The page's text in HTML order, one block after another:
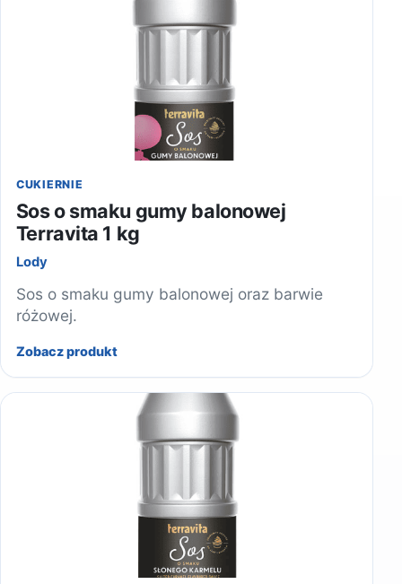
CUKIERNIE
Sos o smaku gumy balonowej
Terravita 1 kg
Lody
Sos o smaku gumy balonowej oraz barwie
różowej.
Zobacz produkt